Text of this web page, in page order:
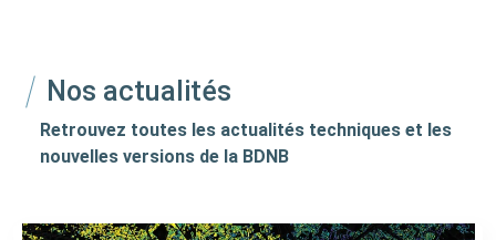
Nos actualités
Retrouvez toutes les actualités techniques et les
nouvelles versions de la BDNB